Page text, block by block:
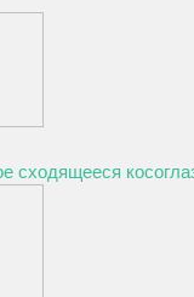
сходящееся